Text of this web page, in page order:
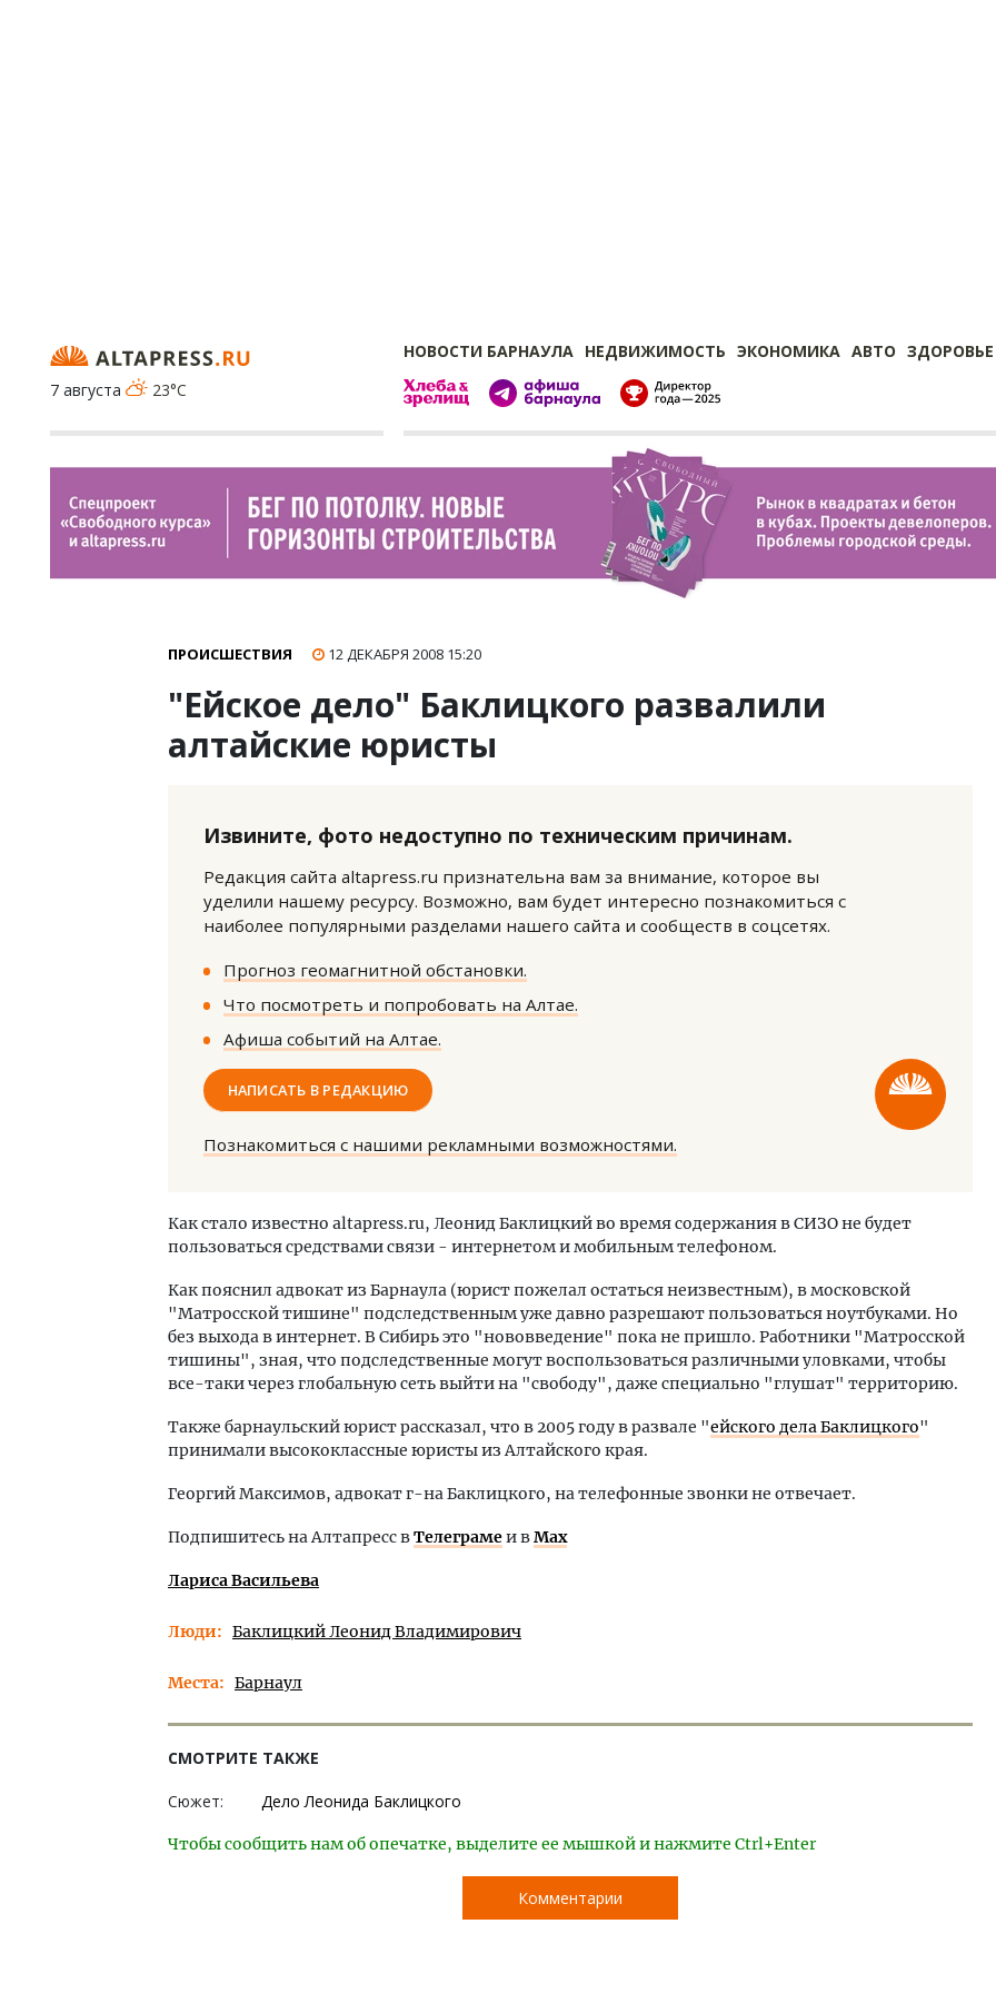
НОВОСТИ БАРНАУЛА НЕДВИЖИМОСТЬ ЭКОНОМИКА АВТО ЗДОРОВЬЕ
7 августа
23°C
ПРОИСШЕСТВИЯ 12 ДЕКАБРЯ 2008 15:20
"Ейское дело" Баклицкого развалили
алтайские юристы
Извините, фото недоступно по техническим причинам.
Редакция сайта altapress.ru признательна вам за внимание, которое вы
уделили нашему ресурсу. Возможно, вам будет интересно познакомиться с
наиболее популярными разделами нашего сайта и сообществ в соцсетях.
Прогноз геомагнитной обстановки.
Что посмотреть и попробовать на Алтае.
Афиша событий на Алтае.
НАПИСАТЬ В РЕДАКЦИЮ
Познакомиться с нашими рекламными возможностями.
Как стало известно altapress.ru, Леонид Баклицкий во время содержания в СИЗО не будет
пользоваться средствами связи - интернетом и мобильным телефоном.
Как пояснил адвокат из Барнаула (юрист пожелал остаться неизвестным), в московской
"Матросской тишине" подследственным уже давно разрешают пользоваться ноутбуками. Но
без выхода в интернет. В Сибирь это "нововведение" пока не пришло. Работники "Матросской
тишины", зная, что подследственные могут воспользоваться различными уловками, чтобы
все-таки через глобальную сеть выйти на "свободу", даже специально "глушат" территорию.
Также барнаульский юрист рассказал, что в 2005 году в развале "ейского дела Баклицкого"
принимали высококлассные юристы из Алтайского края.
Георгий Максимов, адвокат г-на Баклицкого, на телефонные звонки не отвечает.
Подпишитесь на Алтапресс вТелеграмеи вMax
Лариса Васильева
Люди Баклицкий Леонид Владимирович
Места Барнаул
СМОТРИТЕ ТАКЖЕ
Сюжет: Дело Леонида Баклицкого
Чтобы сообщить нам об опечатке, выделите ее мышкой и нажмите Ctrl+Enter
Комментарии
Гатилов — о том, как девелоперу
оставаться на плаву, когда рынок
СТРОИТЕЛЬСТВО
плитами становится
СТРОИТЕЛЬСТВО